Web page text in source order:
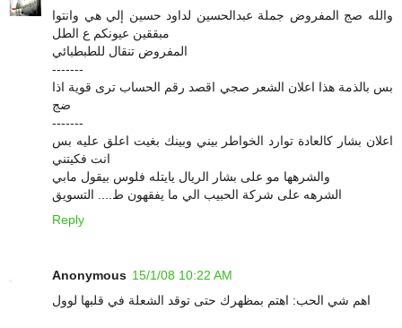
والله صج المفروض جملة عبدالحسين لداود حسين إلي هي وانتوا
مبققين عيونكم ع الطل
المفروض تنقال للطبطبائي
-------
بس بالذمة هذا اعلان الشعر صجي اقصد رقم الحساب ترى قوية اذا
ضج
-------
اعلان بشار كالعادة توارد الخواطر بيني وبينك بغيت اعلق عليه بس
انت فكيتني
والشرهها مو على بشار الريال يايتله فلوس بيقول مابي
الشرهه على شركة الحبيب الي ما يفقهون ط.... التسويق
Reply
Anonymous 15/1/08 10:22 AM
اهم شي الحب: اهتم بمظهرك حتى توقد الشعلة في قلبها لوول